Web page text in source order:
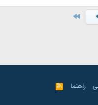
راهنما
R
S